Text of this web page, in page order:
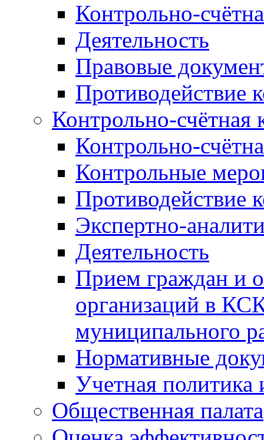
Контрольно-
Деятельность
Правовые
Противодействие
Контрольно-счётная
Контрольно-
Контрольные
Противодействие
Экспертно-
Деятельность
Прием граждан и
организаций в
муниципального
Нормативные
Учетная политика
Общественная палата